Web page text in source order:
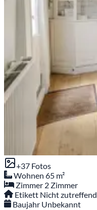
+37 Fotos
Wohnen 65 m²
Zimmer 2 Zimmer
Etikett Nicht zutreffend
Baujahr Unbekannt